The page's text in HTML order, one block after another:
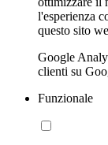
l'esperienza
questo sito
Google
clienti su
Funzionale